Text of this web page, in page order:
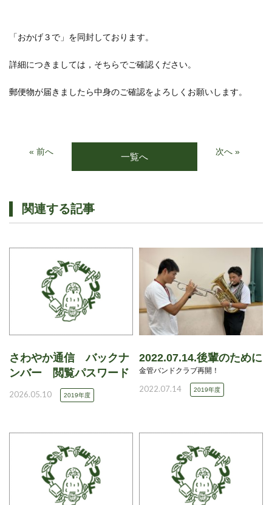
「おかげ３で」を同封しております。
詳細につきましては，そちらでご確認ください。
郵便物が届きましたら中身のご確認をよろしくお願いします。
« 前へ 一覧へ 次へ »
関連する記事
さわやか通信 バックナ
ンバー 閲覧パスワード
2026.05.10 2019年度
2022.07.14.後輩のために
金管バンドクラブ再開！
2022.07.14 2019年度